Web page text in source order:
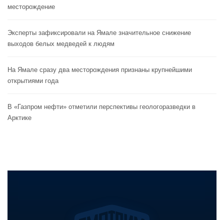
месторождение
Эксперты зафиксировали на Ямале значительное снижение
выходов белых медведей к людям
На Ямале сразу два месторождения признаны крупнейшими
открытиями года
В «Газпром нефти» отметили перспективы геологоразведки в
Арктике